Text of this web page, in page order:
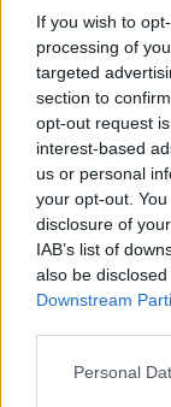
If you wish to
processing of
targeted
section to
opt-out request
interest-based
us or personal
your opt-out.
disclosure of
IAB’s list of
also be
Downstream
Personal
Γορτυνίας
Παναγιώτη
31.07.2026 15:06